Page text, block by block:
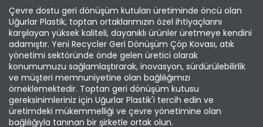
Çevre dostu geri dönüşüm kutuları üretiminde öncü olan
Uğurlar Plastik, toptan ortaklarımızın özel ihtiyaçlarını
karşılayan yüksek kaliteli, dayanıklı ürünler üretmeye kendini
adamıştır. Yeni Recycler Geri Dönüşüm Çöp Kovası, atık
yönetimi sektöründe önde gelen üretici olarak
konumumuzu sağlamlaştırarak, inovasyon, sürdürülebilirlik
ve müşteri memnuniyetine olan bağlılığımızı
örneklemektedir. Toptan geri dönüşüm kutusu
gereksinimleriniz için Uğurlar Plastik'i tercih edin ve
üretimdeki mükemmelliği ve çevre yönetimine olan
bağlılığıyla tanınan bir şirketle ortak olun.